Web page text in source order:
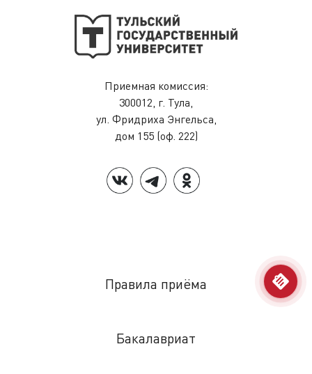
Приемная комиссия:
300012, г. Тула,
ул. Фридриха Энгельса,
дом 155 (оф. 222)
Правила приёма
Бакалавриат
assignment